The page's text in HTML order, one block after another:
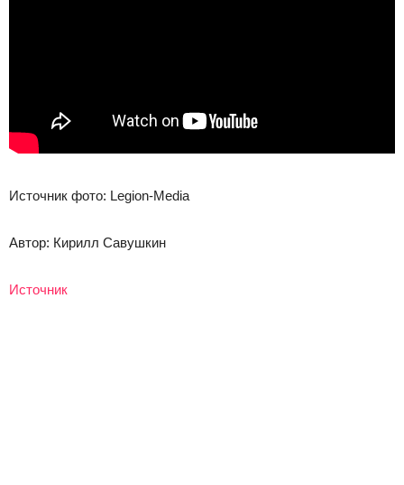
Источник фото: Legion-Media
Автор: Кирилл Савушкин
Источник